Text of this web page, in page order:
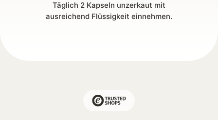
Täglich 2 Kapseln unzerkaut mit
ausreichend Flüssigkeit einnehmen.